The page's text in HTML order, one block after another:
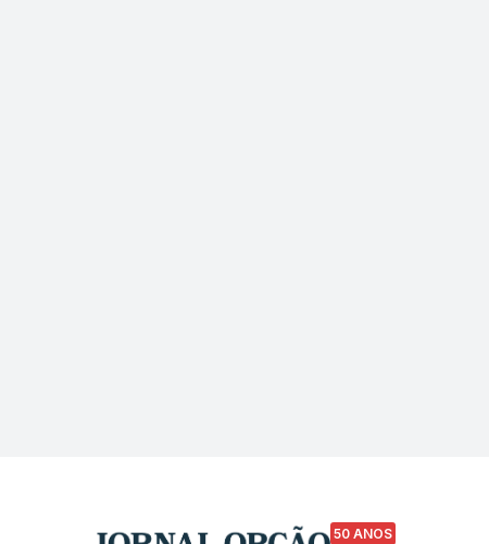
50 ANOS